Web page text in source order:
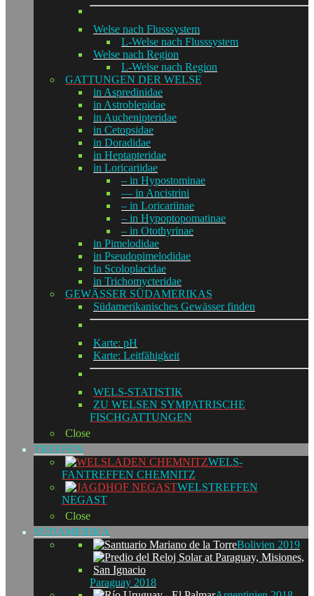
Welse nach Flusssystem
L-Welse nach Flusssystem
Welse nach Region
L-Welse nach Region
GATTUNGEN DER WELSE
in Aspredinidae
in Astroblepidae
in Auchenipteridae
in Cetopsidae
in Doradidae
in Heptapteridae
in Loricariidae
– in Hypostominae
— in Ancistrini
– in Loricariinae
– in Hypoptopomatinae
– in Otothyrinae
in Pimelodidae
in Pseudopimelodidae
in Scoloplacidae
in Trichomycteridae
GEWÄSSER SÜDAMERIKAS
Südamerikanisches Gewässer finden
Karte: pH
Karte: Leitfähigkeit
WELS-STATISTIK
ZU WELSEN SYMPATRISCHE
FISCHGATTUNGEN
Close
TREFFEN
WELS-
FANTREFFEN CHEMNITZ
WELSTREFFEN
NEGAST
Close
SÜDAMERIKA
Bolivien 2019
Paraguay 2018